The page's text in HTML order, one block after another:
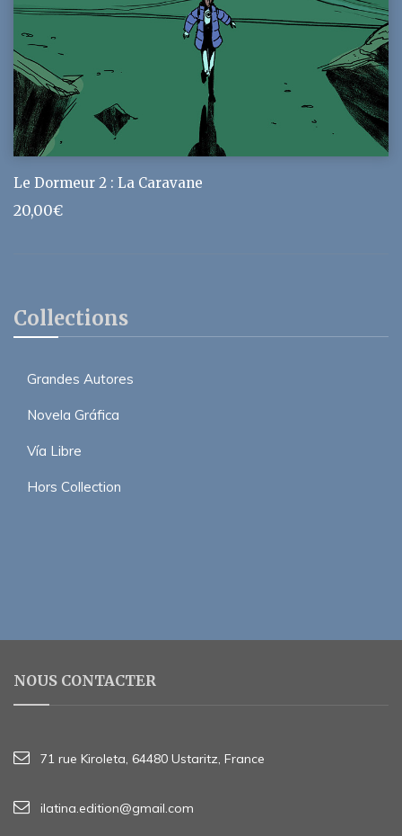
Collections
Grandes Autores
Novela Gráfica
Vía Libre
Hors Collection
Le Dormeur 2 : La Caravane
20,00€
NOUS CONTACTER
71 rue Kiroleta, 64480 Ustaritz, France
ilatina.edition@gmail.com